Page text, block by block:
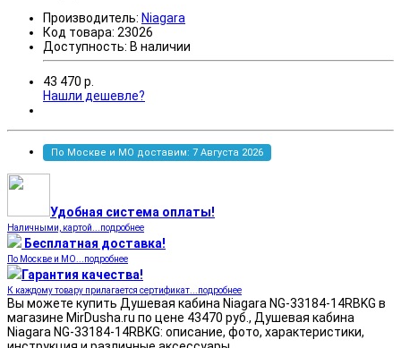
Производитель: Niagara
Код товара: 23026
Доступность: В наличии
43 470 р.
Нашли дешевле?
По Москве и МО доставим: 7 Августа 2026
Удобная система оплаты!
Наличными, картой...подробнее
Бесплатная доставка!
По Москве и МО...подробнее
Гарантия качества!
К каждому товару прилагается сертификат...подробнее
Вы можете купить Душевая кабина Niagara NG-33184-14RBKG в
магазине MirDusha.ru по цене 43470 руб., Душевая кабина
Niagara NG-33184-14RBKG: описание, фото, характеристики,